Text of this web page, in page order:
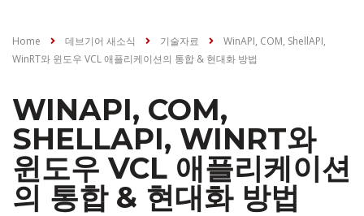
Home 데브기어 새소식 기술자료
WinAPI, COM, ShellAPI,
WinRT와 윈도우 VCL 애플리케이션의 통합 & 현대화 방법
WINAPI, COM,
SHELLAPI, WINRT와
윈도우 VCL 애플리케이션
의 통합 & 현대화 방법